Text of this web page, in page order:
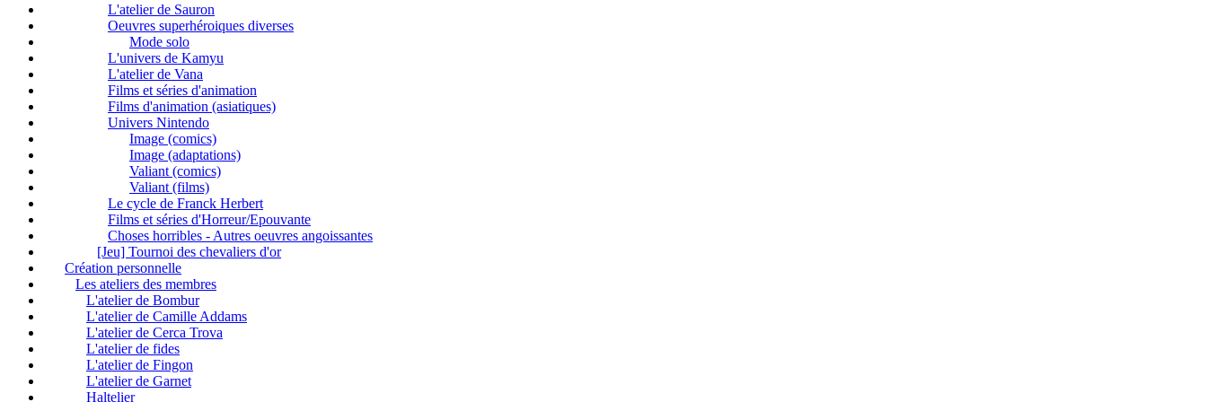
L'atelier de Sauron
Oeuvres superhéroiques diverses
Mode solo
L'univers de Kamyu
L'atelier de Vana
Films et séries d'animation
Films d'animation (asiatiques)
Univers Nintendo
Image (comics)
Image (adaptations)
Valiant (comics)
Valiant (films)
Le cycle de Franck Herbert
Films et séries d'Horreur/Epouvante
Choses horribles - Autres oeuvres angoissantes
[Jeu] Tournoi des chevaliers d'or
Création personnelle
Les ateliers des membres
L'atelier de Bombur
L'atelier de Camille Addams
L'atelier de Cerca Trova
L'atelier de fides
L'atelier de Fingon
L'atelier de Garnet
Haltelier